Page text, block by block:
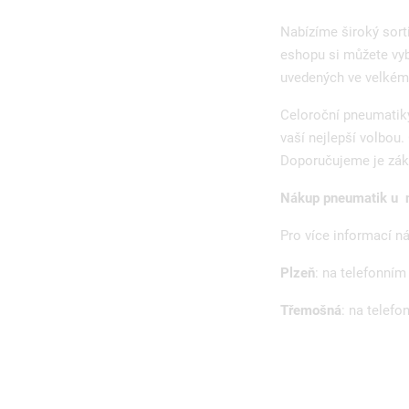
Nabízíme široký
eshopu si můžete
uvedených ve
Celoroční
vaší nejlepší
Doporučujeme je
Nákup pneumatik u
Pro více informací
Plzeň: na
Třemošná: na